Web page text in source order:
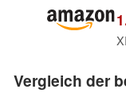
Vergleich der